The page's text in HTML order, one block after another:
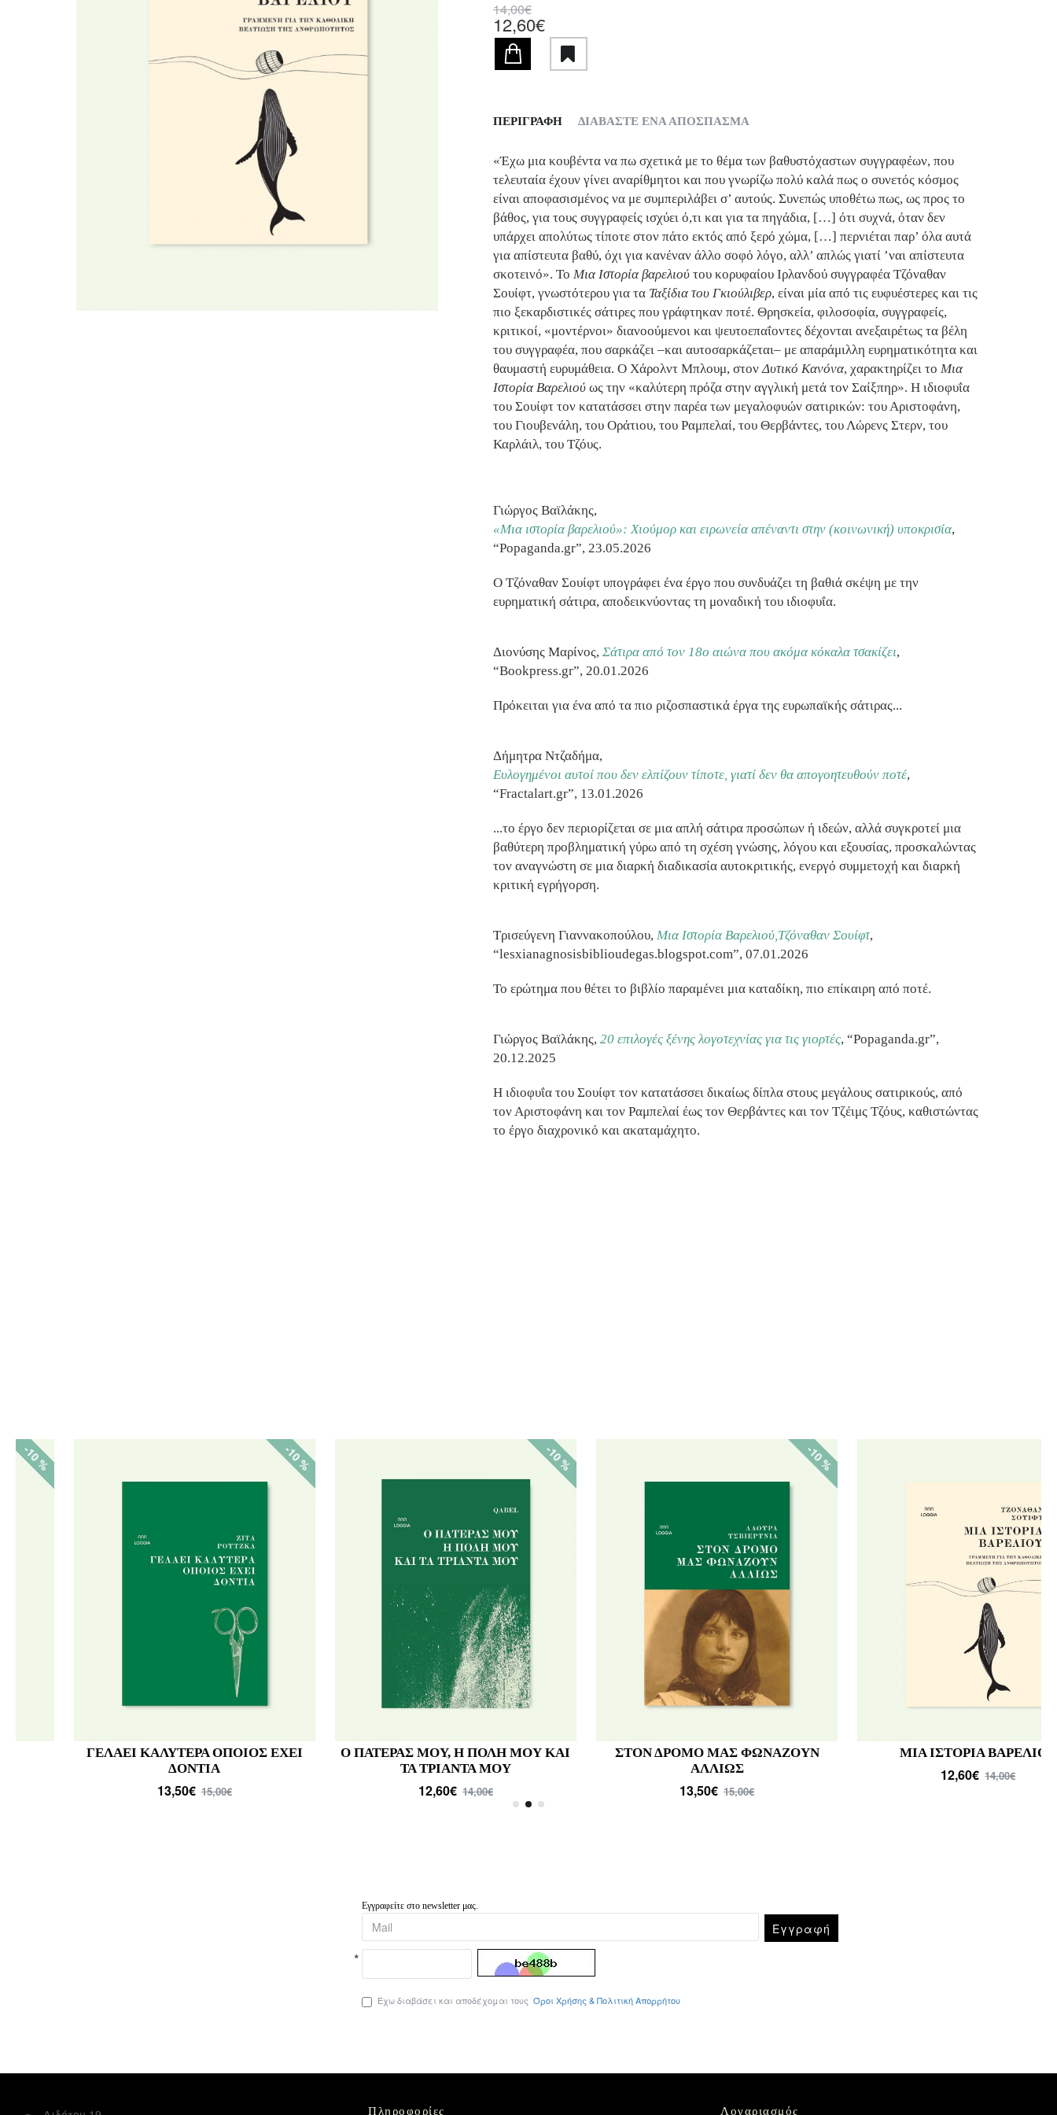
12,60€
14,00€
ΠΕΡΙΓΡΑΦΗ ΔΙΑΒΑΣΤΕ ΕΝΑ ΑΠΟΣΠΑΣΜΑ
«Έχω μια κουβέντα να πω σχετικά με το θέμα των βαθυστόχαστων συγγραφέων, που
τελευταία έχουν γίνει αναρίθμητοι και που γνωρίζω πολύ καλά πως ο συνετός κόσμος
είναι αποφασισμένος να με συμπεριλάβει σ’ αυτούς. Συνεπώς υποθέτω πως, ως προς το
βάθος, για τους συγγραφείς ισχύει ό,τι και για τα πηγάδια, […] ότι συχνά, όταν δεν
υπάρχει απολύτως τίποτε στον πάτο εκτός από ξερό χώμα, […] περνιέται παρ’ όλα αυτά
για απίστευτα βαθύ, όχι για κανέναν άλλο σοφό λόγο, αλλ’ απλώς γιατί ’ναι απίστευτα
σκοτεινό». Το Μια Ιστορία βαρελιού του κορυφαίου Ιρλανδού συγγραφέα Τζόναθαν
Σουίφτ, γνωστότερου για τα Ταξίδια του Γκιούλιβερ, είναι μία από τις ευφυέστερες και τις
πιο ξεκαρδιστικές σάτιρες που γράφτηκαν ποτέ. Θρησκεία, φιλοσοφία, συγγραφείς,
κριτικοί, «μοντέρνοι» διανοούμενοι και ψευτοεπαΐοντες δέχονται ανεξαιρέτως τα βέλη
του συγγραφέα, που σαρκάζει –και αυτοσαρκάζεται– με απαράμιλλη ευρηματικότητα και
θαυμαστή ευρυμάθεια. O Χάρολντ Μπλουμ, στονΔυτικό Κανόνα, χαρακτηρίζει το Μια
Ιστορία Βαρελιού ως την «καλύτερη πρόζα στην αγγλική μετά τον Σαίξπηρ». Η ιδιοφυΐα
του Σουίφτ τον κατατάσσει στην παρέα των μεγαλοφυών σατιρικών: του Αριστοφάνη,
του Γιουβενάλη, του Οράτιου, του Ραμπελαί, του Θερβάντες, του Λώρενς Στερν, του
Καρλάιλ, του Τζόυς.
Γιώργος Βαϊλάκης,
«Μια ιστορία βαρελιού»: Χιούμορ και ειρωνεία απέναντι στην (κοινωνική) υποκρισία,
“Popaganda.gr”, 23.05.2026
Ο Τζόναθαν Σουίφτ υπογράφει ένα έργο που συνδυάζει τη βαθιά σκέψη με την
ευρηματική σάτιρα, αποδεικνύοντας τη μοναδική του ιδιοφυΐα.
Διονύσης Μαρίνος, Σάτιρα από τον 18ο αιώνα που ακόμα κόκαλα τσακίζει,
“Bookpress.gr”, 20.01.2026
Πρόκειται για ένα από τα πιο ριζοσπαστικά έργα της ευρωπαϊκής σάτιρας...
Δήμητρα Ντζαδήμα,
Ευλογημένοι αυτοί που δεν ελπίζουν τίποτε, γιατί δεν θα απογοητευθούν ποτέ,
“Fractalart.gr”, 13.01.2026
...το έργο δεν περιορίζεται σε μια απλή σάτιρα προσώπων ή ιδεών, αλλά συγκροτεί μια
βαθύτερη προβληματική γύρω από τη σχέση γνώσης, λόγου και εξουσίας, προσκαλώντας
τον αναγνώστη σε μια διαρκή διαδικασία αυτοκριτικής, ενεργό συμμετοχή και διαρκή
κριτική εγρήγορση.
Τρισεύγενη Γιαννακοπούλου, Μια Ιστορία Βαρελιού,Τζόναθαν Σουίφτ,
“lesxianagnosisbiblioudegas.blogspot.com”, 07.01.2026
Το ερώτημα που θέτει το βιβλίο παραμένει μια καταδίκη, πιο επίκαιρη από ποτέ.
Γιώργος Βαϊλάκης, 20 επιλογές ξένης λογοτεχνίας για τις γιορτές, “Popaganda.gr”,
20.12.2025
Η ιδιοφυΐα του Σουίφτ τον κατατάσσει δικαίως δίπλα στους μεγάλους σατιρικούς, από
τον Αριστοφάνη και τον Ραμπελαί έως τον Θερβάντες και τον Τζέιμς Τζόυς, καθιστώντας
το έργο διαχρονικό και ακαταμάχητο.
ΣΤΟΝ ΔΡΟΜΟ ΜΑΣ ΦΩΝΑΖΟΥΝ
15,00€
ΜΙΑ ΙΣΤΟΡΙΑ ΒΑΡΕΛΙΟΥ
14,00€
ΜΕΣΑ ΧΡΩΜΑ
12,00€
Η ΕΝΟΙΚΟΣ ΤΟΥ ΓΟΥΑΪΛΝΤΦΕΛ ΧΟΛ
28,00€
Εγγραφείτε στο newsletter μας.
Εγγραφή
Έχω διαβάσει και αποδέχομαι τους Όροι Χρήσης & Πολιτική Απορρήτου
Πληροφορίες Λογαριασμός